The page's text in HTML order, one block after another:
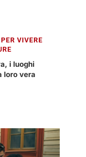
VIVERE
i luoghi
loro vera